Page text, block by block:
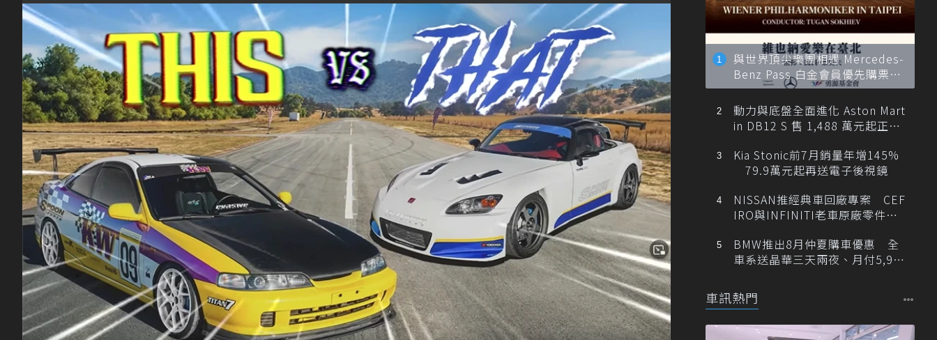
與世界頂尖樂團相遇 Mercedes-
Benz Pass 白金會員優先購票維
也納愛樂
動力與底盤全面進化 Aston Mart
in DB12 S 售 1,488 萬元起正式
Kia Stonic前7月銷量年增145%
79.9萬元起再送電子後視鏡
NISSAN推經典車回廠專案 CEF
IRO與INFINITI老車原廠零件最
BMW推出8月仲夏購車優惠 全
車系送晶華三天兩夜、月付5,900
車訊熱門